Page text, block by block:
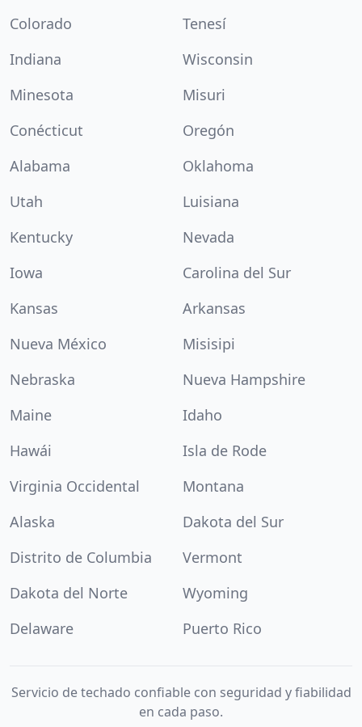
Colorado
Tenesí
Indiana
Wisconsin
Minesota
Misuri
Conécticut
Oregón
Alabama
Oklahoma
Utah
Luisiana
Kentucky
Nevada
Iowa
Carolina del Sur
Kansas
Arkansas
Nueva México
Misisipi
Nebraska
Nueva Hampshire
Maine
Idaho
Hawái
Isla de Rode
Virginia Occidental
Montana
Alaska
Dakota del Sur
Distrito de Columbia
Vermont
Dakota del Norte
Wyoming
Delaware
Puerto Rico
Servicio de techado confiable con seguridad y fiabilidad
en cada paso.